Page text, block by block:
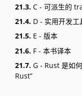
21.3. C - 可派生的
21.4. D - 实用开发工
21.5. E - 版本
21.6. F - 本书译本
21.7. G - Rust 是如
Rust”